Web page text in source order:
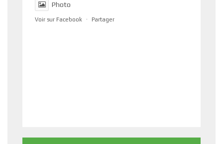
Photo
Voir sur Facebook · Partager